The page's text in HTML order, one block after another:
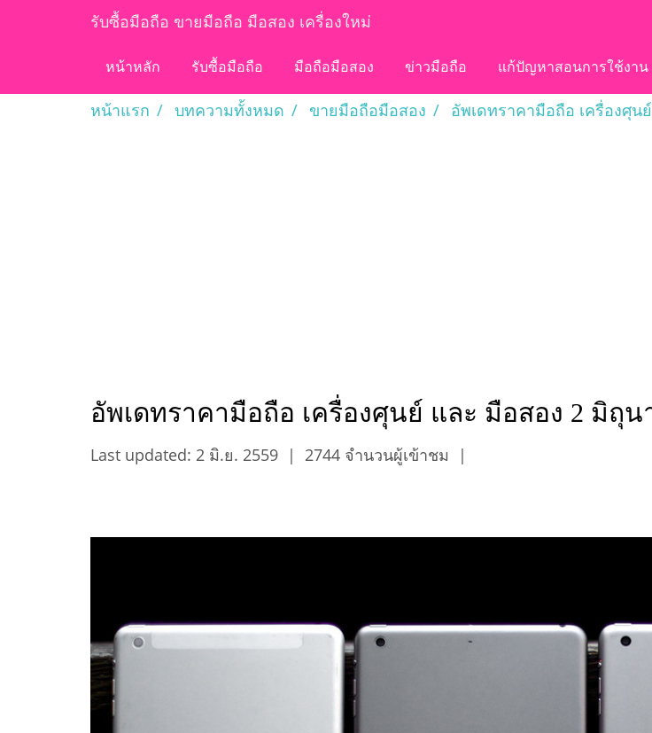
รับซื้อมือถือ ขายมือถือ มือสอง เครื่องใหม่
หน้าหลัก รับซื้อมือถือ มือถือมือสอง ข่าวมือถือ แก้ปัญหาสอนการใช้งาน
หน้าแรก บทความทั้งหมด ขายมือถือมือสอง อัพเดทราคามือถือ เครื่องศุ
อัพเดทราคามือถือ เครื่องศุนย์ และ มือสอง 2 มิถุน
Last updated: 2 มิ.ย. 2559 | 2744 จำนวนผู้เข้าชม |